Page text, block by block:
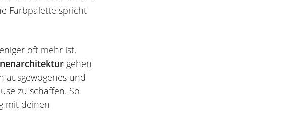
Farbpalette spricht
oft mehr ist.
gehen
ausgewogenes und
zu schaffen. So
mit deinen